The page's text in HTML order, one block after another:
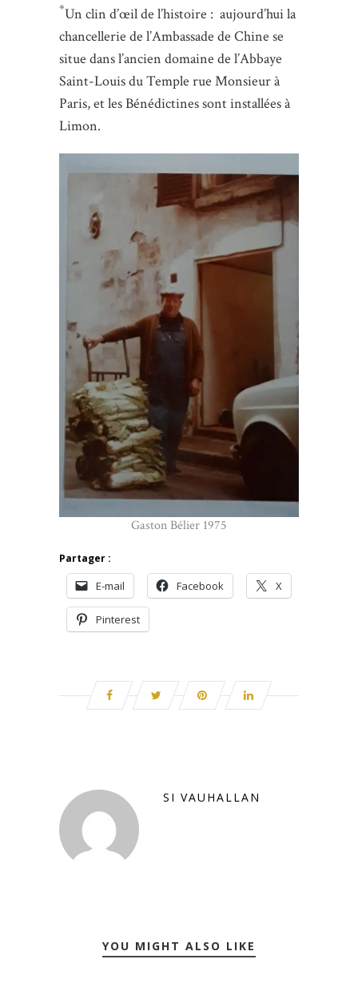
*Un clin d’œil de l’histoire : aujourd’hui la
chancellerie de l’Ambassade de Chine se
situe dans l’ancien domaine de l’Abbaye
Saint-Louis du Temple rue Monsieur à
Paris, et les Bénédictines sont installées à
Limon.
Gaston Bélier 1975
Partager :
E-mail Facebook X
Pinterest
SI VAUHALLAN
YOU MIGHT ALSO LIKE